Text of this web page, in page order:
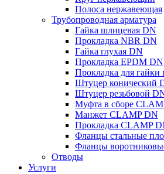
Полоса нержавеющая
Трубопроводная арматура
Гайка шлицевая DN
Прокладка NBR DN
Гайка глухая DN
Прокладка EPDM DN
Прокладка для гайки
Штуцер конический
Штуцер резьбовой
Муфта в сборе
Манжет CLAMP DN
Прокладка CLAMP
Фланцы стальные
Фланцы
Отводы
Услуги